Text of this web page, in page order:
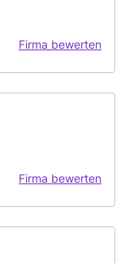
Firma bewerten
Firma bewerten